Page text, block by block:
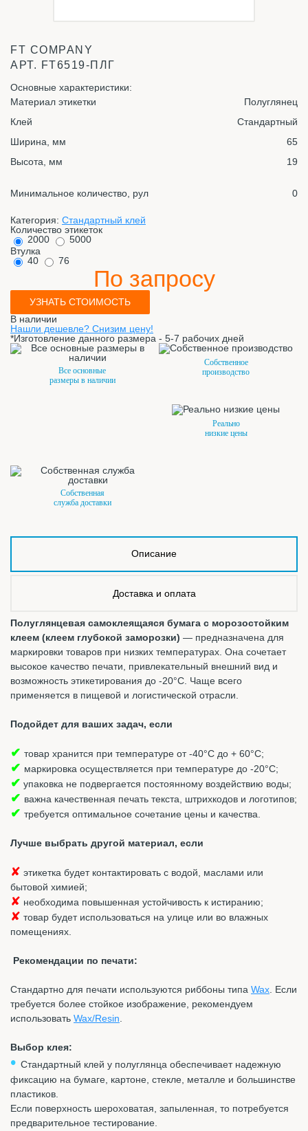
FT COMPANY
АРТ. FT6519-ПЛГ
Основные характеристики:
Материал этикетки
Полуглянец
Клей
Стандартный
Ширина, мм
65
Высота, мм
19
Минимальное количество, рул 0
Категория: Стандартный клей
Количество этикеток
2000
5000
Втулка
40
76
По запросу
УЗНАТЬ СТОИМОСТЬ
В наличии
Нашли дешевле? Снизим цену!
*Изготовление данного размера - 5-7 рабочих дней
Все основные
размеры в наличии
Собственное
производство
Реально
низкие цены
Собственная
служба доставки
Описание
Доставка и оплата
Полуглянцевая самоклеящаяся бумага с морозостойким
клеем (клеем глубокой заморозки) — предназначена для
маркировки товаров при низких температурах. Она сочетает
высокое качество печати, привлекательный внешний вид и
возможность этикетирования до -20°C. Чаще всего
применяется в пищевой и логистической отрасли.
Подойдет для ваших задач, если
✔ товар хранится при температуре от -40°С до + 60°С;
✔ маркировка осуществляется при температуре до -20°С;
✔ упаковка не подвергается постоянному воздействию воды;
✔ важна качественная печать текста, штрихкодов и логотипов;
✔ требуется оптимальное сочетание цены и качества.
Лучше выбрать другой материал, если
✘ этикетка будет контактировать с водой, маслами или
бытовой химией;
✘ необходима повышенная устойчивость к истиранию;
✘ товар будет использоваться на улице или во влажных
помещениях.
Рекомендации по печати:
Стандартно для печати используются риббоны типа Wax . Если
требуется более стойкое изображение, рекомендуем
использовать Wax/Resin
Выбор клея:
• Стандартный клей у полуглянца обеспечивает надежную
фиксацию на бумаге, картоне, стекле, металле и большинстве
пластиков.
Если поверхность шероховатая, запыленная, то потребуется
предварительное тестирование.